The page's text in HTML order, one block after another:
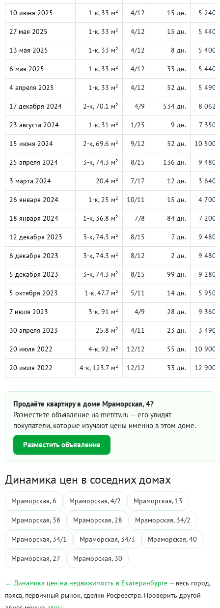
10 июня 2025 1-к, 33 м² 4/12 15 дн. 5 240
27 мая 2025 1-к, 33 м² 4/12 15 дн. 5 440
13 мая 2025 1-к, 33 м² 4/12 8 дн. 5 400
6 мая 2025 1-к, 33 м² 4/12 33 дн. 5 440
4 апреля 2025 1-к, 33 м² 4/12 52 дн. 5 490
17 декабря 2024 2-к, 70.1 м² 4/9 534 дн. 8 062
23 августа 2024 1-к, 31 м² 1/25 9 дн. 7 350
15 июня 2024 2-к, 69.6 м² 9/12 52 дн. 10 500
25 апреля 2024 3-к, 74.3 м² 8/15 136 дн. 9 480
3 марта 2024 20.4 м² 7/17 12 дн. 3 640
26 января 2024 1-к, 25 м² 10/11 15 дн. 4 700
18 января 2024 1-к, 36.8 м² 7/8 84 дн. 7 200
12 декабря 2023 3-к, 74.3 м² 8/15 7 дн. 9 480
6 декабря 2023 3-к, 74.3 м² 8/12 2 дн. 9 480
5 декабря 2023 3-к, 74.3 м² 8/15 99 дн. 9 280
5 октября 2023 1-к, 47.7 м² 5/11 14 дн. 5 950
7 июля 2023 3-к, 91 м² 4/9 28 дн. 9 360
30 апреля 2023 25.8 м² 4/11 23 дн. 3 490
20 июля 2022 4-к, 92 м² 12/12 55 дн. 10 900
20 июля 2022 4-к, 123.7 м² 12/12 33 дн. 12 900
Продаёте квартиру в доме Мраморская, 4?
Разместите объявление на metrtv.ru — его увидят
покупатели, которые изучают цены именно в этом доме.
Разместить объявление
Динамика цен в соседних домах
Мраморская, 6 Мраморская, 4/2 Мраморская, 13
Мраморская, 38 Мраморская, 28 Мраморская, 34/2
Мраморская, 34/1 Мраморская, 34/3 Мраморская, 40
Мраморская, 27 Мраморская, 30
← Динамика цен на недвижимость в Екатеринбурге — весь город,
пояса, первичный рынок, сделки Росреестра. Проверить другой